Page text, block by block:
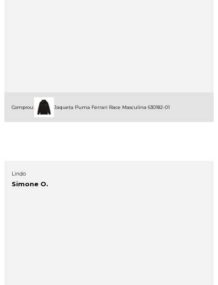
Comprou: Jaqueta Puma Ferrari Race Masculina 630182-01
Lindo
Simone O.